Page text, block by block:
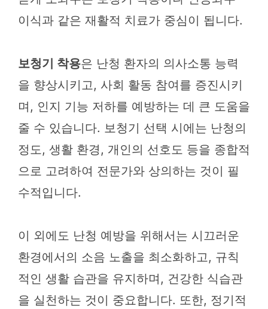
이식과 같은 재활적 치료가 중심이 됩니다.
보청기 착용은 난청 환자의 의사소통 능력
을 향상시키고, 사회 활동 참여를 증진시키
며, 인지 기능 저하를 예방하는 데 큰 도움을
줄 수 있습니다. 보청기 선택 시에는 난청의
정도, 생활 환경, 개인의 선호도 등을 종합적
으로 고려하여 전문가와 상의하는 것이 필
수적입니다.
이 외에도 난청 예방을 위해서는 시끄러운
환경에서의 소음 노출을 최소화하고, 규칙
적인 생활 습관을 유지하며, 건강한 식습관
을 실천하는 것이 중요합니다. 또한, 정기적